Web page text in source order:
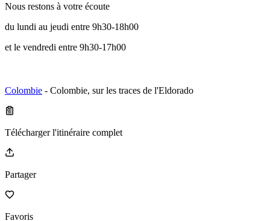
Nous restons à votre écoute
du lundi au jeudi entre 9h30-18h00
et le vendredi entre 9h30-17h00
Colombie - Colombie, sur les traces de l'Eldorado
Télécharger l'itinéraire complet
Partager
Favoris